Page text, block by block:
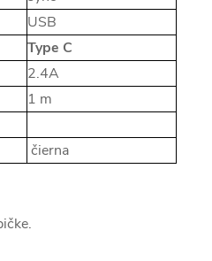
USB
Type C
2.4A
1 m
čierna